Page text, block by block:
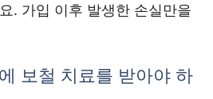
. 가입 이후 발생한 손실만을
보철 치료를 받아야 하